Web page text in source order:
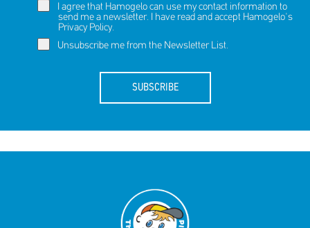
I agree that Hamogelo can use my contact information to
send me a newsletter. I have read and accept Hamogelo's
Privacy Policy.
Unsubscribe me from the Newsletter List.
SUBSCRIBE